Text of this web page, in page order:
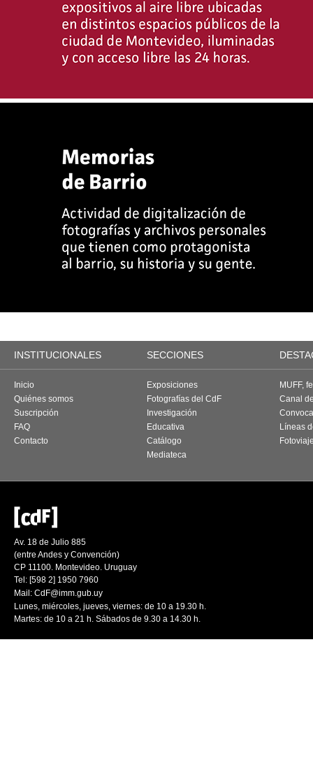
INSTITUCIONALES SECCIONES
Inicio
Quiénes somos
Suscripción
FAQ
Contacto
Exposiciones
Fotografías del CdF
Investigación
Educativa
Catálogo
Mediateca
MUFF,
Canal
Líneas
Av. 18 de Julio 885
(entre Andes y Convención)
CP 11100. Montevideo. Uruguay
Tel: [598 2] 1950 7960
Mail: CdF@imm.gub.uy
Lunes, miércoles, jueves, viernes: de 10 a 19.30 h.
Martes: de 10 a 21 h. Sábados de 9.30 a 14.30 h.